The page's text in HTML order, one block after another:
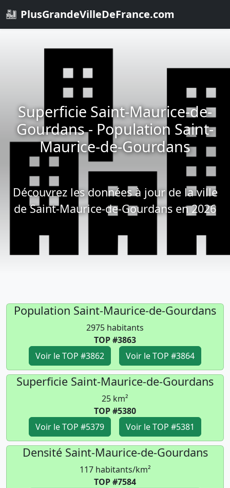
PlusGrandeVilleDeFrance.com
Superficie Saint-Maurice-de-
Gourdans - Population Saint-
Maurice-de-Gourdans
Découvrez les données à jour de la ville
de Saint-Maurice-de-Gourdans en 2026
Population Saint-Maurice-de-Gourdans
2975 habitants
TOP #3863
Voir le TOP #3862
Voir le TOP #3864
Superficie Saint-Maurice-de-Gourdans
25 km²
TOP #5380
Voir le TOP #5379
Voir le TOP #5381
Densité Saint-Maurice-de-Gourdans
117 habitants/km²
TOP #7584